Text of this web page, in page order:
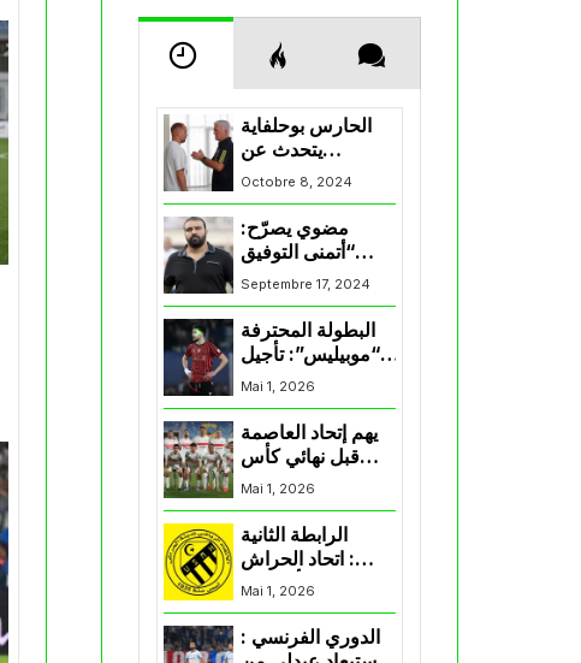
الحارس بوحلفاية
يتحدث عن
طموحاته مع
المنتخب و شباب
قسنطينة
Octobre 8, 2024
مضوي يصرّح:
“أتمنى التوفيق
لممثلي الكرة
الجزائرية في
Septembre 17, 2024
البطولة المحترفة
“موبيليس”: تأجيل
مباراة إتحاد
العاصمة وأتلتيك
بارادو
Mai 1, 2026
يهم إتحاد العاصمة
قبل نهائي كأس
اكاف : الزمالك
يسقط بثلاثية أمام
Mai 1, 2026
الرابطة الثانية
: اتحاد الحراش
يحسم التأهل إلى
“البلاي أوف”
Mai 1, 2026
الدوري الفرنسي :